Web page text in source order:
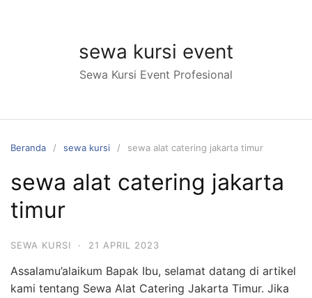
sewa kursi event
Sewa Kursi Event Profesional
Beranda sewa kursi sewa alat catering jakarta timur
sewa alat catering jakarta
timur
SEWA KURSI · 21 APRIL 2023
Assalamu’alaikum Bapak Ibu, selamat datang di artikel
kami tentang Sewa Alat Catering Jakarta Timur. Jika